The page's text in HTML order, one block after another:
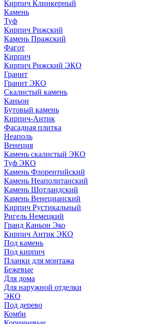
Кирпич Клинкерный
Камень
Туф
Кирпич Рижский
Камень Пражский
Фагот
Кирпич
Кирпич Рижский ЭКО
Гранит
Гранит ЭКО
Скалистый камень
Каньон
Бутовый камень
Кирпич-Антик
Фасадная плитка
Неаполь
Венеция
Камень скалистый ЭКО
Туф ЭКО
Камень Флорентийский
Камень Неаполитанский
Камень Шотландский
Камень Венецианский
Кирпич Рустикальный
Ригель Немецкий
Гранд Каньон Эко
Кирпич Антик ЭКО
Под камень
Под кирпич
Планки для монтажа
Бежевые
Для дома
Для наружной отделки
ЭКO
Под дерево
Комби